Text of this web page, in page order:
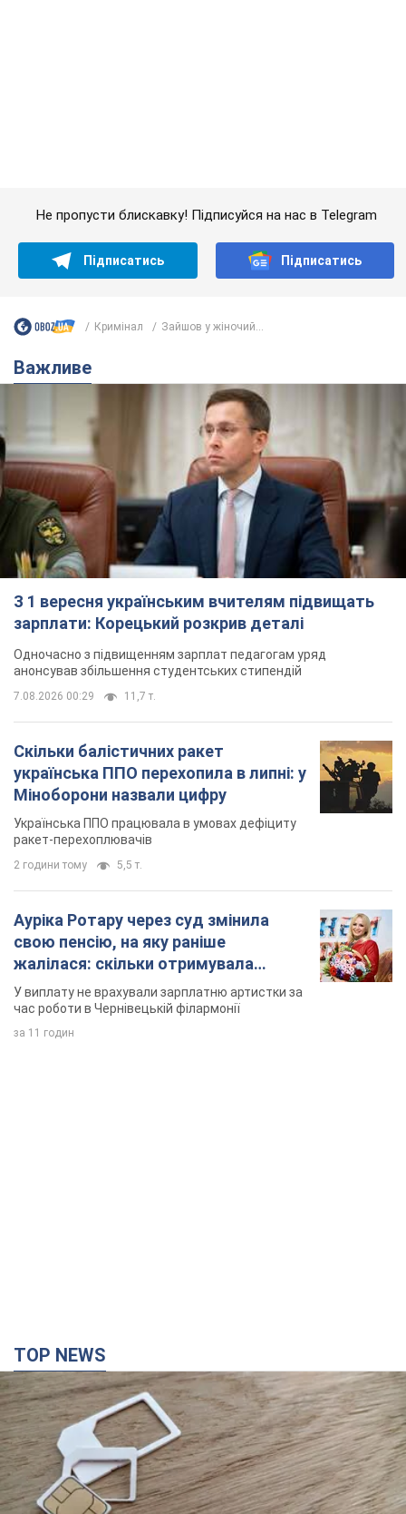
зарплати: Корецький розкрив деталі
анонсував збільшення студентських стипендій
7.08.2026 00:29 11,7 т.
Скільки балістичних ракет
українська ППО перехопила в липні: у
Міноборони назвали цифру
Українська ППО працювала в умовах дефіциту
ракет-перехоплювачів
2 години тому 5,5 т.
Ауріка Ротару через суд змінила
свою пенсію, на яку раніше
жалілася: скільки отримувала
співачка
У виплату не врахували зарплатню артистки за
час роботи в Чернівецькій філармонії
за 11 годин
TOP NEWS
Чому ціни на мобільний зв'язок зросли у кілька разів і як
поліпшити якість інтернету на телефоні
5 годин тому 41,4 т.
"Працюємо, щоб отримати пакети з ракетами
для ППО": Зеленський заслухав доповідь
Драпатого і анонсував нові кроки